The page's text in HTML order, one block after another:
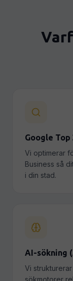
Google
Vi optimerar
Business så
i din stad.
AI-sökning
Vi
sökmotorer